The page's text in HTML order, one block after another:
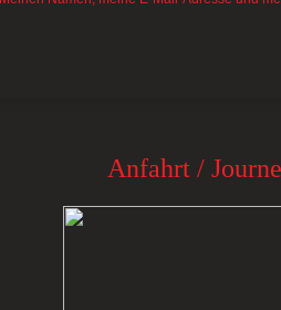
Anfahrt /